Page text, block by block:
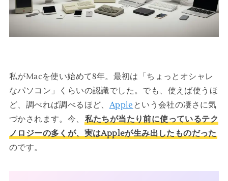
私がMacを使い始めて8年。最初は「ちょっとオシャレ
なパソコン」くらいの認識でした。でも、使えば使うほ
ど、調べれば調べるほど、 Apple という会社の凄さに気
づかされます。今、 私たちが当たり前に使っているテク
ノロジーの多くが、実はAppleが生み出したものだった
のです。